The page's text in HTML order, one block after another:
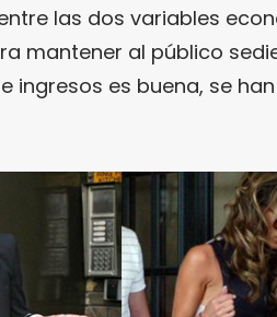
las dos variables
mantener al público
ingresos es buena, se